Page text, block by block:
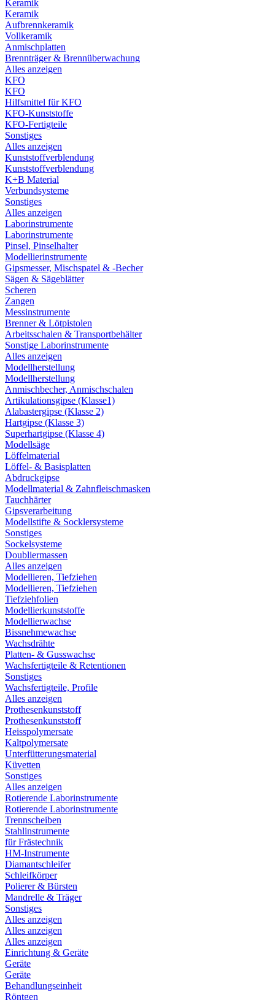
Keramik
Keramik
Aufbrennkeramik
Vollkeramik
Anmischplatten
Brennträger & Brennüberwachung
Alles anzeigen
KFO
KFO
Hilfsmittel für KFO
KFO-Kunststoffe
KFO-Fertigteile
Sonstiges
Alles anzeigen
Kunststoffverblendung
Kunststoffverblendung
K+B Material
Verbundsysteme
Sonstiges
Alles anzeigen
Laborinstrumente
Laborinstrumente
Pinsel, Pinselhalter
Modellierinstrumente
Gipsmesser, Mischspatel & -Becher
Sägen & Sägeblätter
Scheren
Zangen
Messinstrumente
Brenner & Lötpistolen
Arbeitsschalen & Transportbehälter
Sonstige Laborinstrumente
Alles anzeigen
Modellherstellung
Modellherstellung
Anmischbecher, Anmischschalen
Artikulationsgipse (Klasse1)
Alabastergipse (Klasse 2)
Hartgipse (Klasse 3)
Superhartgipse (Klasse 4)
Modellsäge
Löffelmaterial
Löffel- & Basisplatten
Abdruckgipse
Modellmaterial & Zahnfleischmasken
Tauchhärter
Gipsverarbeitung
Modellstifte & Socklersysteme
Sonstiges
Sockelsysteme
Doubliermassen
Alles anzeigen
Modellieren, Tiefziehen
Modellieren, Tiefziehen
Tiefziehfolien
Modellierkunststoffe
Modellierwachse
Bissnehmewachse
Wachsdrähte
Platten- & Gusswachse
Wachsfertigteile & Retentionen
Sonstiges
Wachsfertigteile, Profile
Alles anzeigen
Prothesenkunststoff
Prothesenkunststoff
Heisspolymersate
Kaltpolymersate
Unterfütterungsmaterial
Küvetten
Sonstiges
Alles anzeigen
Rotierende Laborinstrumente
Rotierende Laborinstrumente
Trennscheiben
Stahlinstrumente
für Frästechnik
HM-Instrumente
Diamantschleifer
Schleifkörper
Polierer & Bürsten
Mandrelle & Träger
Sonstiges
Alles anzeigen
Alles anzeigen
Alles anzeigen
Einrichtung & Geräte
Geräte
Geräte
Behandlungseinheit
Röntgen